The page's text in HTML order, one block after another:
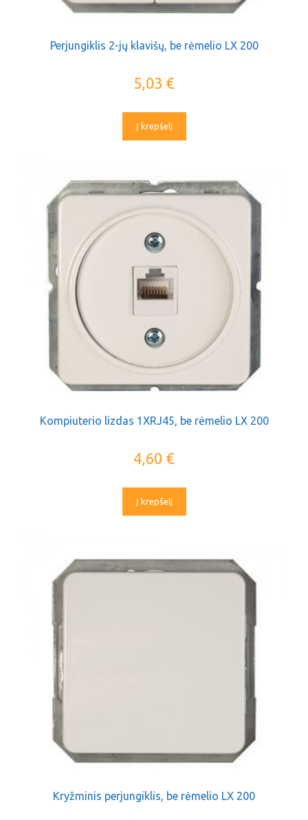
Perjungiklis 2-jų klavišų, be rėmelio LX 200
5,03 €
Į krepšelį
Kompiuterio lizdas 1XRJ45, be rėmelio LX 200
4,60 €
Į krepšelį
Kryžminis perjungiklis, be rėmelio LX 200